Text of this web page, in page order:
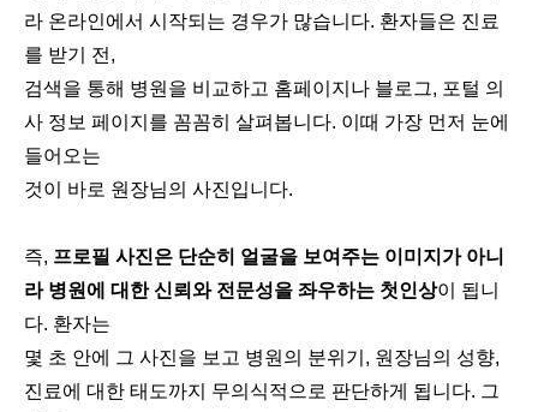
라 온라인에서 시작되는 경우가 많습니다. 환자들은 진료
를 받기 전,
검색을 통해 병원을 비교하고 홈페이지나 블로그, 포털 의
사 정보 페이지를 꼼꼼히 살펴봅니다. 이때 가장 먼저 눈에
들어오는
것이 바로 원장님의 사진입니다.
즉, 프로필 사진은 단순히 얼굴을 보여주는 이미지가 아니
라 병원에 대한 신뢰와 전문성을 좌우하는 첫인상이 됩니
다. 환자는
몇 초 안에 그 사진을 보고 병원의 분위기, 원장님의 성향,
진료에 대한 태도까지 무의식적으로 판단하게 됩니다. 그